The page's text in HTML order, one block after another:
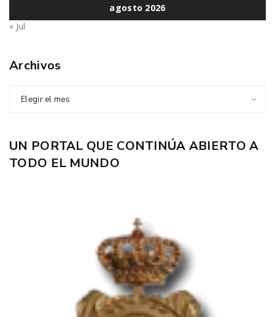
agosto 2026
« Jul
Archivos
Elegir el mes
UN PORTAL QUE CONTINÚA ABIERTO A
TODO EL MUNDO